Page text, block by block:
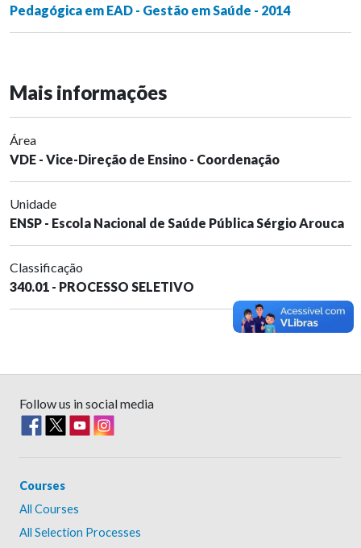
Pedagógica em EAD - Gestão em Saúde - 2014
Mais informações
Área
VDE - Vice-Direção de Ensino - Coordenação
Unidade
ENSP - Escola Nacional de Saúde Pública Sérgio Arouca
Classificação
340.01 - PROCESSO SELETIVO
Follow us in social media
Courses
All Courses
All Selection Processes